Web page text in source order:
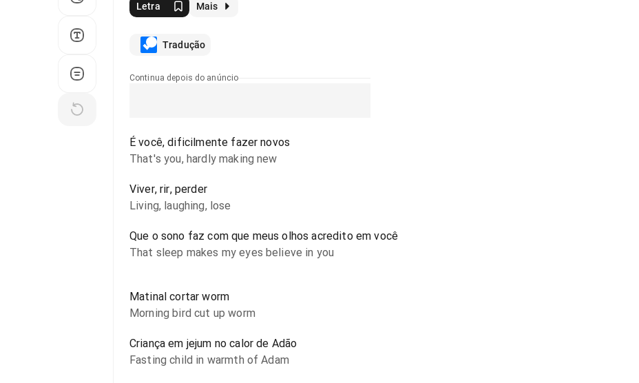
Letra Mais
Tradução
Continua depois do anúncio
É você, dificilmente fazer novos
That's you, hardly making new
Viver, rir, perder
Living, laughing, lose
Que o sono faz com que meus olhos acredito em você
That sleep makes my eyes believe in you
Matinal cortar worm
Morning bird cut up worm
Criança em jejum no calor de Adão
Fasting child in warmth of Adam